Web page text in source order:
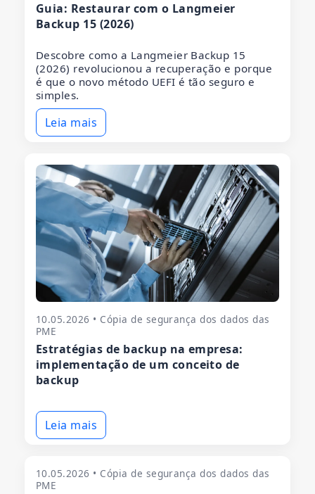
Guia: Restaurar com o Langmeier
Backup 15 (2026)
Descobre como a Langmeier Backup 15
(2026) revolucionou a recuperação e porque
é que o novo método UEFI é tão seguro e
simples.
Leia mais
10.05.2026 • Cópia de segurança dos dados das
PME
Estratégias de backup na empresa:
implementação de um conceito de
backup
Leia mais
10.05.2026 • Cópia de segurança dos dados das
PME